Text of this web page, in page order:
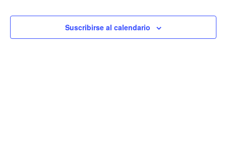
vistas
Eventos
Suscribirse al calendario